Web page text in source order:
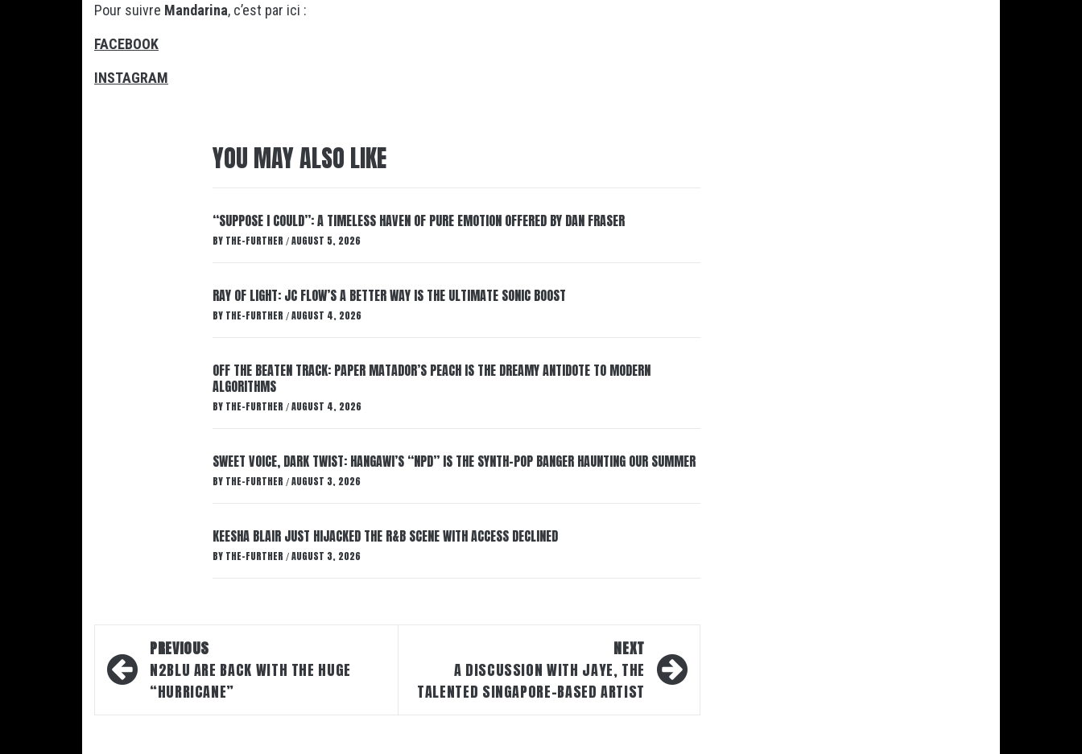
Pour suivre Mandarina, c’est par ici :
FACEBOOK
INSTAGRAM
YOU MAY ALSO LIKE
“SUPPOSE I COULD”: A TIMELESS HAVEN OF PURE EMOTION OFFERED BY DAN FRASER
BY THE-FURTHER / AUGUST 5, 2026
RAY OF LIGHT: JC FLOW’S A BETTER WAY IS THE ULTIMATE SONIC BOOST
BY THE-FURTHER / AUGUST 4, 2026
OFF THE BEATEN TRACK: PAPER MATADOR’S PEACH IS THE DREAMY ANTIDOTE TO MODERN
ALGORITHMS
BY THE-FURTHER / AUGUST 4, 2026
SWEET VOICE, DARK TWIST: HANGAWI’S “NPD” IS THE SYNTH-POP BANGER HAUNTING OUR SUMMER
BY THE-FURTHER / AUGUST 3, 2026
KEESHA BLAIR JUST HIJACKED THE R&B SCENE WITH ACCESS DECLINED
BY THE-FURTHER / AUGUST 3, 2026
Post
navigation
PREVIOUS
N2BLU ARE BACK WITH THE HUGE
“HURRICANE”
NEXT
A DISCUSSION WITH JAYE, THE
TALENTED SINGAPORE-BASED ARTIST